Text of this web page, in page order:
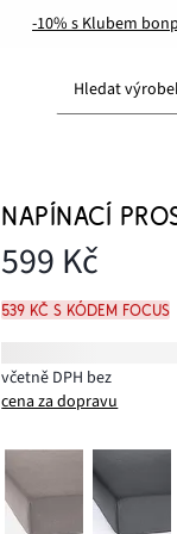
-10% s Klubem
Hledat
NAPÍNACÍ
599 Kč
539 Kč s kódem FOCUS
včetně DPH bez
cena za dopravu